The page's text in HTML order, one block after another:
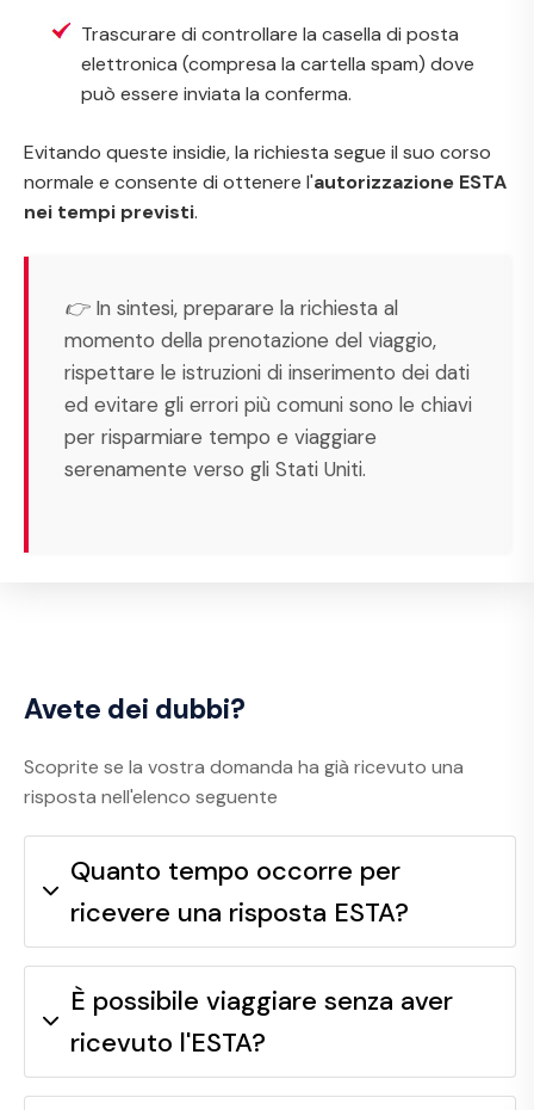
Trascurare di controllare la casella di posta
elettronica (compresa la cartella spam) dove
può essere inviata la conferma.
Evitando queste insidie, la richiesta segue il suo corso
normale e consente di ottenere l'autorizzazione ESTA
nei tempi previsti.
👉 In sintesi, preparare la richiesta al
momento della prenotazione del viaggio,
rispettare le istruzioni di inserimento dei dati
ed evitare gli errori più comuni sono le chiavi
per risparmiare tempo e viaggiare
serenamente verso gli Stati Uniti.
Avete dei dubbi?
Scoprite se la vostra domanda ha già ricevuto una
risposta nell'elenco seguente
Quanto tempo occorre per
ricevere una risposta ESTA?
È possibile viaggiare senza aver
ricevuto l'ESTA?